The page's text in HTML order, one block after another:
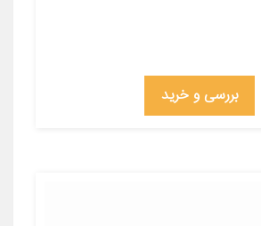
بررسی و خرید